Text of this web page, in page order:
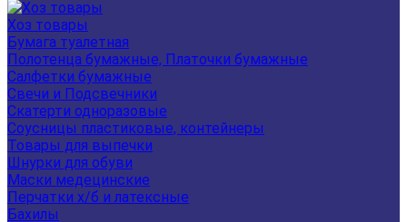
Хоз товары
Бумага туалетная
Полотенца бумажные, Платочки бумажные
Салфетки бумажные
Свечи и Подсвечники
Скатерти одноразовые
Соусницы пластиковые, контейнеры
Товары для выпечки
Шнурки для обуви
Маски медецинские
Перчатки х/б и латексные
Бахилы